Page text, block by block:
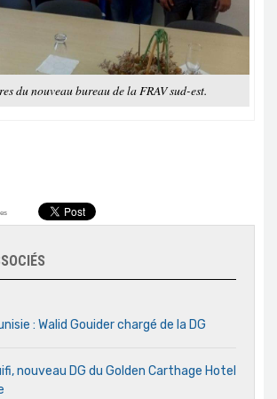
du nouveau bureau de la FRAV sud-est.
: Walid Gouider chargé de la DG
nouveau DG du Golden Carthage Hotel